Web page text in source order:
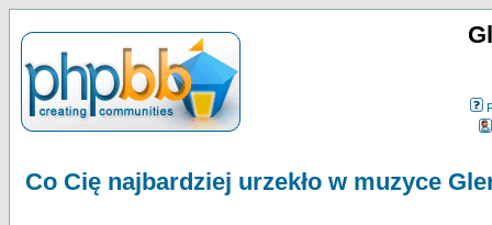
Co Cię najbardziej urzekło w muzyce